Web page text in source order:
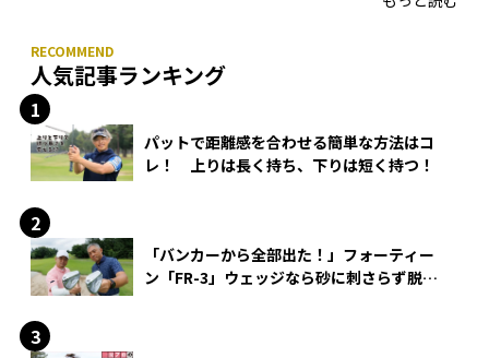
人気記事ランキング
パットで距離感を合わせる簡単な方法はコ
レ！ 上りは長く持ち、下りは短く持つ！
「バンカーから全部出た！」フォーティー
ン「FR-3」ウェッジなら砂に刺さらず脱出